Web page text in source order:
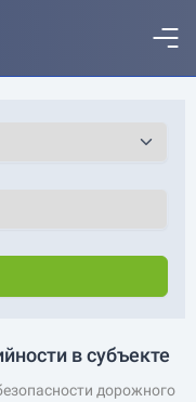
в субъекте
дорожного